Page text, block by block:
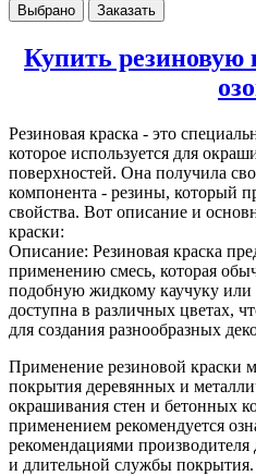
Выбрано Заказать
Купить
Резиновая краска - это
которое используется для
поверхностей. Она получила
компонента - резины, который
свойства. Вот описание и
краски:
Описание: Резиновая краска
применению смесь, которая
подобную жидкому каучуку или
доступна в различных цветах,
для создания разнообразных
Применение резиновой краски
покрытия деревянных и
окрашивания стен и бетонных
применением рекомендуется
рекомендациями производителя
и длительной службы покрытия.